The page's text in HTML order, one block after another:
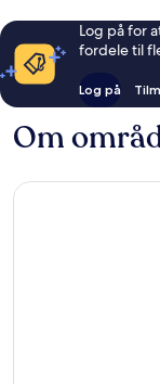
Log på for
fordele til
Log på
Om